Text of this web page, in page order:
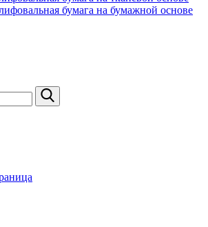
бумага на бумажной основе